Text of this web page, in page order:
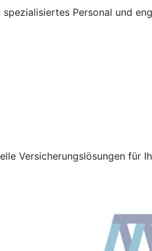
Personal und
Versicherungslösungen für